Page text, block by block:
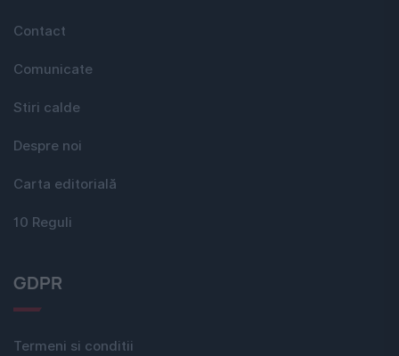
Contact
Comunicate
Stiri calde
Despre noi
Carta editorială
10 Reguli
GDPR
Termeni si conditii